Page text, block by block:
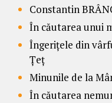
Constantin
În căutarea unui
Îngerițele din
Țeț
Minunile de la
În căutarea